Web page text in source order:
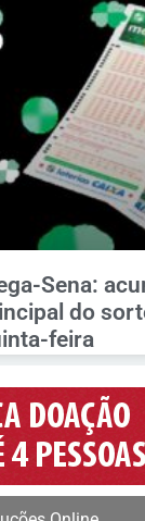
Sena:
do
feira